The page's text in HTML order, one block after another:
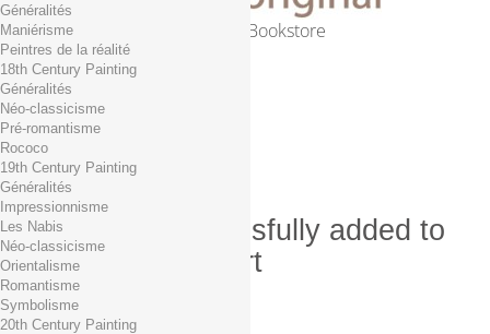
Online Art Bookstore
Cart (empty)
No products
Free shipping!
0,00 € Total
Check out
Product successfully added to
your shopping cart
Quantity
Total
Généralités
Maniérisme
Peintres de la réalité
18th Century Painting
Généralités
Néo-classicisme
Pré-romantisme
Rococo
19th Century Painting
Généralités
Impressionnisme
Les Nabis
Néo-classicisme
Orientalisme
Romantisme
Symbolisme
20th Century Painting